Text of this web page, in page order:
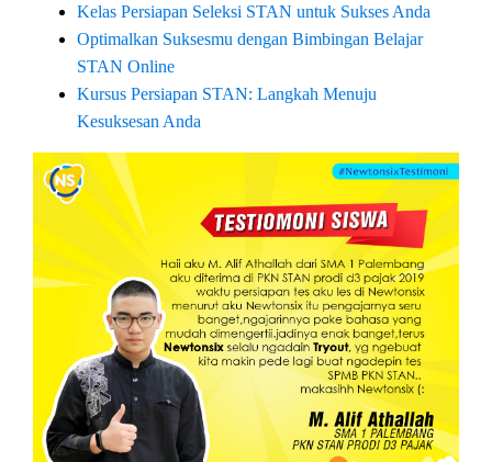
Kelas Persiapan Seleksi STAN untuk Sukses Anda
Optimalkan Suksesmu dengan Bimbingan Belajar
STAN Online
Kursus Persiapan STAN: Langkah Menuju
Kesuksesan Anda